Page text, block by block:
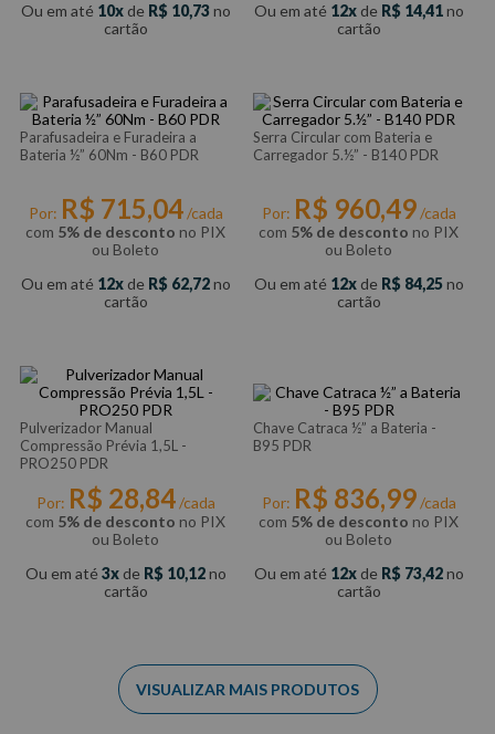
Ou em até 10 de R$ 10,73no
cartão
Ou em até 12 de R$ 14,41no
cartão
Parafusadeira e Furadeira a
Bateria ½” 60Nm - B60 PDR
Por: R$ 715,04/cada
com 5% de desconto no PIX
ou Boleto
Ou em até 12 de R$ 62,72no
cartão
Serra Circular com Bateria e
Carregador 5.½” - B140 PDR
Por: R$ 960,49/cada
com 5% de desconto no PIX
ou Boleto
Ou em até 12 de R$ 84,25no
cartão
Pulverizador Manual
Compressão Prévia 1,5L -
PRO250 PDR
Por: R$ 28,84/cada
com 5% de desconto no PIX
ou Boleto
Ou em até 3 de R$ 10,12no
cartão
Chave Catraca ½” a Bateria -
B95 PDR
Por: R$ 836,99/cada
com 5% de desconto no PIX
ou Boleto
Ou em até 12 de R$ 73,42no
cartão